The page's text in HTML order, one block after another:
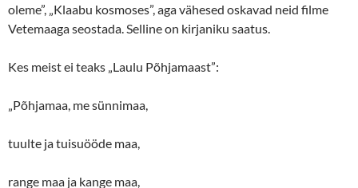
oleme”, „Klaabu kosmoses”, aga vähesed oskavad neid filme
Vetemaaga seostada. Selline on kirjaniku saatus.
Kes meist ei teaks „Laulu Põhjamaast”:
„Põhjamaa, me sünnimaa,
tuulte ja tuisuööde maa,
range maa ja kange maa,